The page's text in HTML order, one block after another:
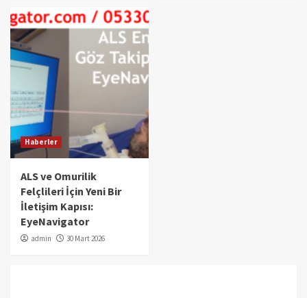
Haberler
ALS ve Omurilik
Felçlileri İçin Yeni Bir
İletişim Kapısı:
EyeNavigator
admin 30 Mart 2026